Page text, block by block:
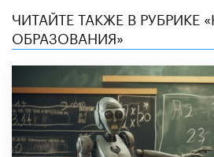
ЧИТАЙТЕ ТАКЖЕ В РУБРИКЕ
ОБРАЗОВАНИЯ»